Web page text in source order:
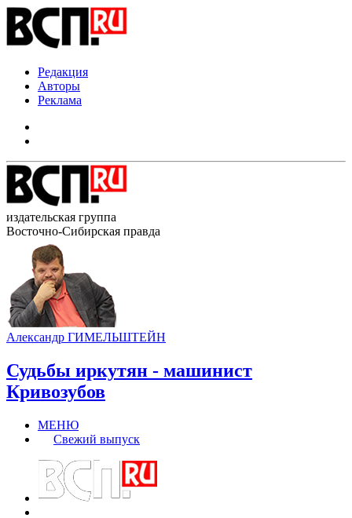
Редакция
Авторы
Реклама
издательская группа
Восточно-Сибирская правда
Александр ГИМЕЛЬШТЕЙН
Судьбы иркутян - машинист
Кривозубов
МЕНЮ
Свежий выпуск